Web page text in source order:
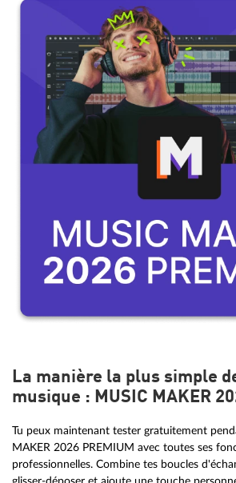
La manière la plus simple
musique : MUSIC MAKER
Tu peux maintenant tester gratuitement
MAKER 2026 PREMIUM avec toutes ses
professionnelles. Combine tes boucles